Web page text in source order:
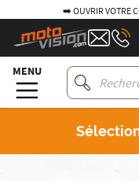
➡️ OUVRIR VOTRE
MENU